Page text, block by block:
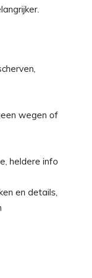
wegen of
heldere info
en details,